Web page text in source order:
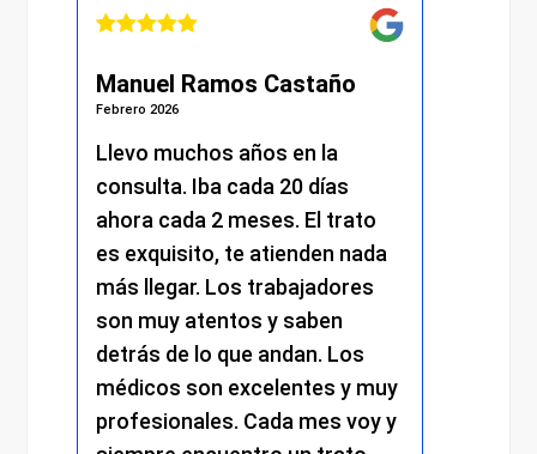
Manuel Ramos Castaño
Febrero 2026
Llevo muchos años en la
consulta. Iba cada 20 días
ahora cada 2 meses. El trato
es exquisito, te atienden nada
más llegar. Los trabajadores
son muy atentos y saben
detrás de lo que andan. Los
médicos son excelentes y muy
profesionales. Cada mes voy y